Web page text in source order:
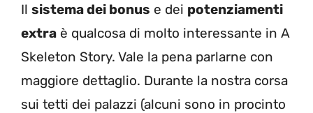
Il sistema dei bonus e dei potenziamenti
extra è qualcosa di molto interessante in A
Skeleton Story. Vale la pena parlarne con
maggiore dettaglio. Durante la nostra corsa
sui tetti dei palazzi (alcuni sono in procinto